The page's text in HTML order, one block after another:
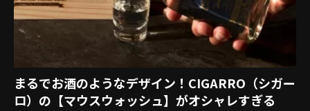
まるでお酒のようなデザイン！CIGARRO（シガー
ロ）の【マウスウォッシュ】がオシャレすぎる